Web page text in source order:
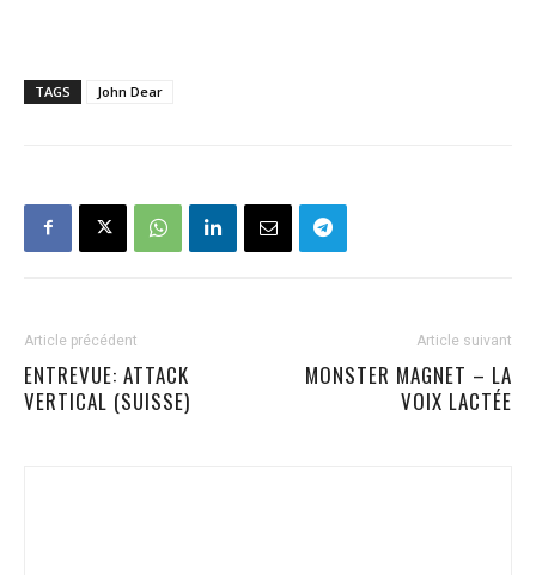
TAGS John Dear
Article précédent
ENTREVUE: ATTACK
VERTICAL (SUISSE)
Article suivant
MONSTER MAGNET – LA
VOIX LACTÉE